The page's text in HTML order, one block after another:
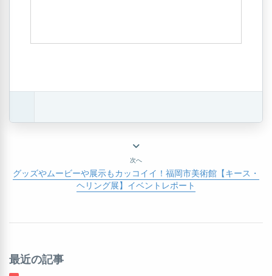
次へ
グッズやムービーや展示もカッコイイ！福岡市美術館【キース・
ヘリング展】イベントレポート
最近の記事